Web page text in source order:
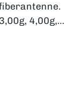
4,00g,
18,00g,